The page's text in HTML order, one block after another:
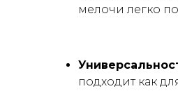
мелочи легко
подходит как